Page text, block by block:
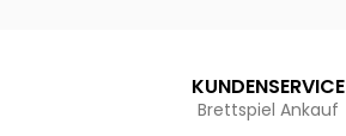
KUNDENSERVICE
Brettspiel Ankauf